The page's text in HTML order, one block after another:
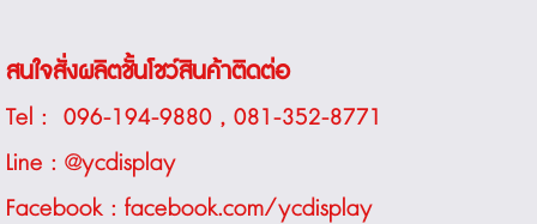
สนใจสั่งผลิตชั้นโชว์สินค้าติดต่อ
Tel : 096-194-9880, 081-352-8771
Line : @ycdisplay
Facebook : facebook.com/ycdisplay